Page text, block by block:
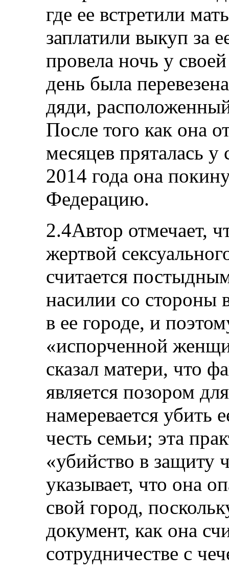
где ее встретили
заплатили выкуп за
провела ночь у
день была
дяди,
После того как она
месяцев пряталась у
2014 года она
Федерацию.
2.4Автор отмечает,
жертвой
считается
насилии со стороны
в ее городе, и
«испорченной
сказал матери, что
является позором
намеревается убить
честь семьи; эта
«убийство в защиту
указывает, что она
свой город,
документ, как она
сотрудничестве с